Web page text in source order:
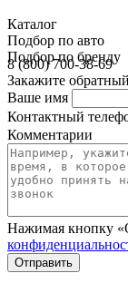
Каталог
Подбор по авто
Подбор по бренду
8 (800) 700-38-69
Закажите
Ваше имя
Контактный
Комментарии
Нажимая кнопку